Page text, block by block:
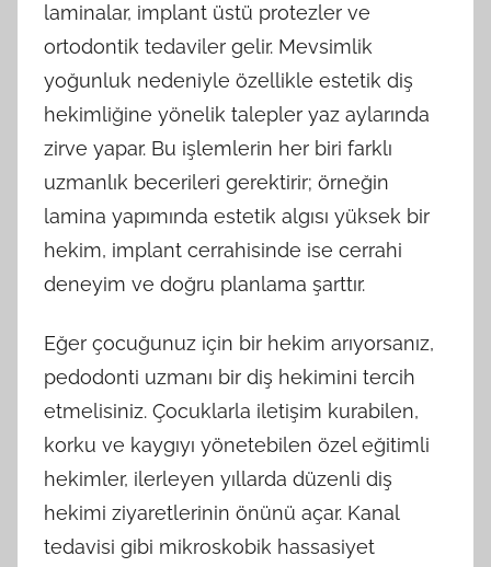
laminalar, implant üstü protezler ve
ortodontik tedaviler gelir. Mevsimlik
yoğunluk nedeniyle özellikle estetik diş
hekimliğine yönelik talepler yaz aylarında
zirve yapar. Bu işlemlerin her biri farklı
uzmanlık becerileri gerektirir; örneğin
lamina yapımında estetik algısı yüksek bir
hekim, implant cerrahisinde ise cerrahi
deneyim ve doğru planlama şarttır.
Eğer çocuğunuz için bir hekim arıyorsanız,
pedodonti uzmanı bir diş hekimini tercih
etmelisiniz. Çocuklarla iletişim kurabilen,
korku ve kaygıyı yönetebilen özel eğitimli
hekimler, ilerleyen yıllarda düzenli diş
hekimi ziyaretlerinin önünü açar. Kanal
tedavisi gibi mikroskobik hassasiyet